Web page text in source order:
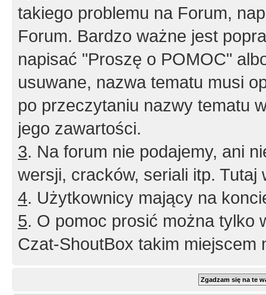
takiego problemu na Forum,
Forum. Bardzo ważne jest
napisać "Proszę o POMOC"
usuwane, nazwa tematu musi
po przeczytaniu nazwy tematu
jego zawartości.
3. Na forum nie podajemy, ani
wersji, cracków, seriali itp. Tutaj
4. Użytkownicy mający na
5. O pomoc prosić można tylko
Czat-ShoutBox takim miejscem